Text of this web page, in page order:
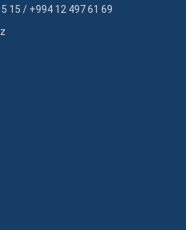
15 / +994 12 497 61 69